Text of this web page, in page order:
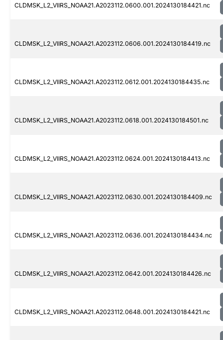
CLDMSK_L2_VIIRS_NOAA21.A2023112.0600.001.2024130184421.nc
CLDMSK_L2_VIIRS_NOAA21.A2023112.0606.001.2024130184419.nc
CLDMSK_L2_VIIRS_NOAA21.A2023112.0612.001.2024130184435.nc
CLDMSK_L2_VIIRS_NOAA21.A2023112.0618.001.2024130184501.nc
CLDMSK_L2_VIIRS_NOAA21.A2023112.0624.001.2024130184413.nc
CLDMSK_L2_VIIRS_NOAA21.A2023112.0630.001.2024130184409.nc
CLDMSK_L2_VIIRS_NOAA21.A2023112.0636.001.2024130184434.nc
CLDMSK_L2_VIIRS_NOAA21.A2023112.0642.001.2024130184426.nc
CLDMSK_L2_VIIRS_NOAA21.A2023112.0648.001.2024130184421.nc